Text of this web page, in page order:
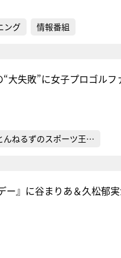
ング 情報番組
大失敗”に女子プロゴルフ
んねるずのスポーツ王…
ー』に谷まりあ＆久松郁